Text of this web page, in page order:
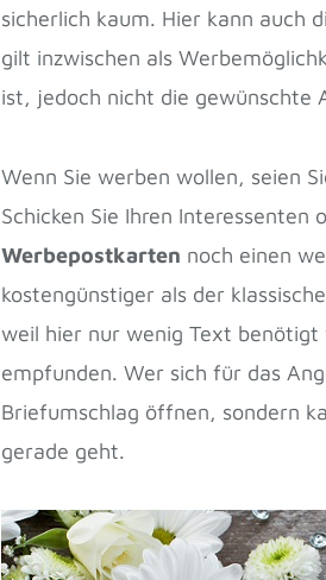
sicherlich kaum. Hier kann auch
gilt inzwischen als
ist, jedoch nicht die gewünschte
Wenn Sie werben wollen, seien
Schicken Sie Ihren Interessenten
Werbepostkarten noch einen
kostengünstiger als der
weil hier nur wenig Text benötigt
empfunden. Wer sich für das
Briefumschlag öffnen, sondern
gerade geht.